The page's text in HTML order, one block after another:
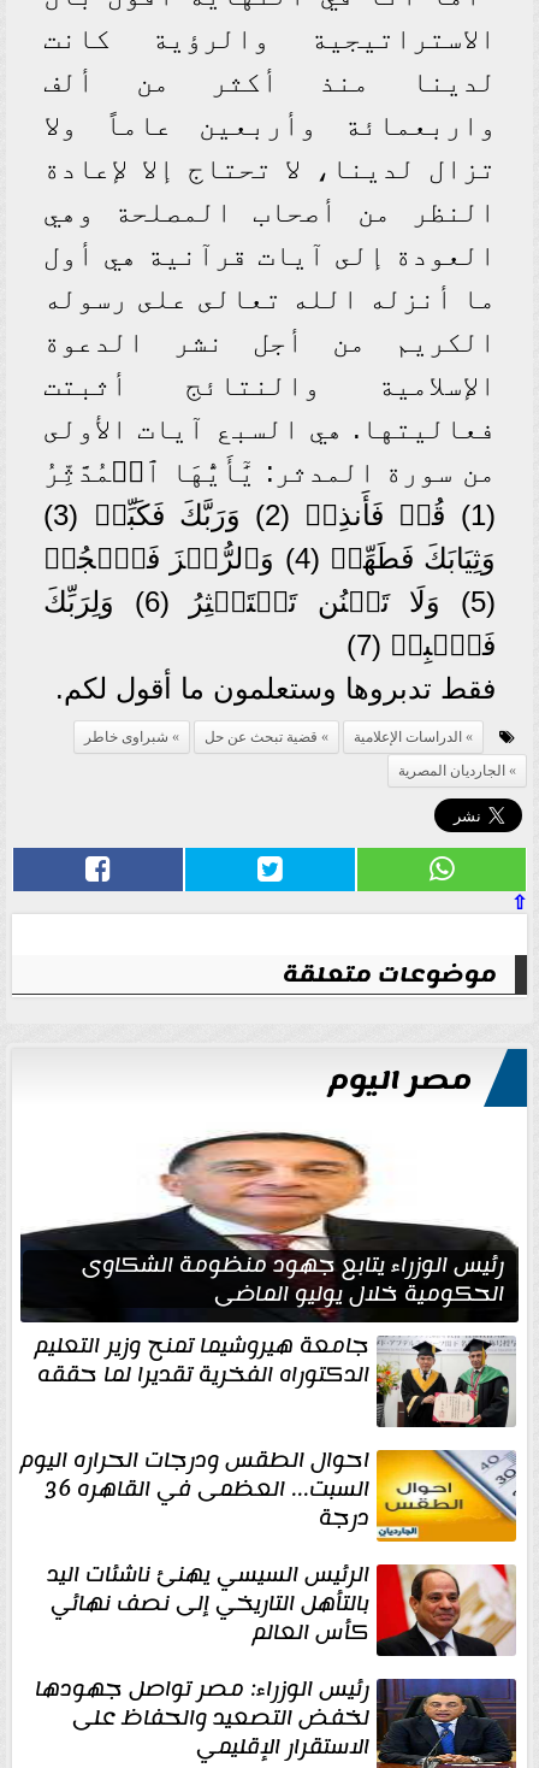
الاستراتيجية والرؤية كانت
لدينا منذ أكثر من ألف
واربعمائة وأربعين عاماً ولا
تزال لدينا، لا تحتاج إلا لإعادة
النظر من أصحاب المصلحة وهي
العودة إلى آيات قرآنية هي أول
ما أنزله الله تعالى على رسوله
الكريم من أجل نشر الدعوة
الإسلامية والنتائج أثبتت
فعاليتها. هي السبع آيات الأولى
من سورة المدثر: يَٰٓأَيُّهَا ٱلۡمُدَّثِّرُ
(1) قُمۡ فَأَنذِرۡ (2) وَرَبَّكَ فَكَبِّرۡ (3)
وَثِيَابَكَ فَطَهِّرۡ (4) وَٱلرُّجۡزَ فَٱهۡجُرۡ
(5) وَلَا تَمۡنُن تَسۡتَكۡثِرُ (6) وَلِرَبِّكَ
فَٱصۡبِرۡ (7)
فقط تدبروها وستعلمون ما أقول لكم.
الدراسات الإعلامية قضية تبحث عن حل
شبراوى خاطر
الجارديان المصرية
⇧
موضوعات متعلقة
مصر اليوم
رئيس الوزراء يتابع جهود منظومة الشكاوى
الحكومية خلال يوليو الماضي
جامعة هيروشيما تمنح وزير التعليم
الدكتوراه الفخرية تقديرا لما حققه
احوال الطقس ودرجات الحراره اليوم
السبت... العظمى في القاهره 36
درجة
الرئيس السيسي يهنئ ناشئات اليد
بالتأهل التاريخي إلى نصف نهائي
كأس العالم
رئيس الوزراء: مصر تواصل جهودها
لخفض التصعيد والحفاظ على
الاستقرار الإقليمي